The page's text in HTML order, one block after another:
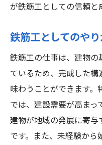
が鉄筋工としての信頼と
鉄筋工としてのや
鉄筋工の仕事は、建物
ているため、完成した
味わうことができます
では、建設需要が高ま
建物が地域の発展に寄
です。また、未経験か